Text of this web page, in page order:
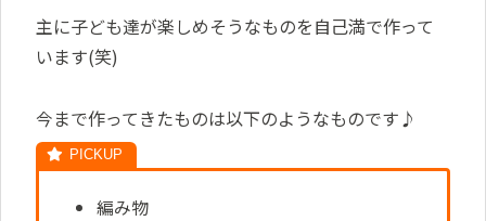
主に子ども達が楽しめそうなものを自己満で作って
います(笑)
今まで作ってきたものは以下のようなものです♪
編み物